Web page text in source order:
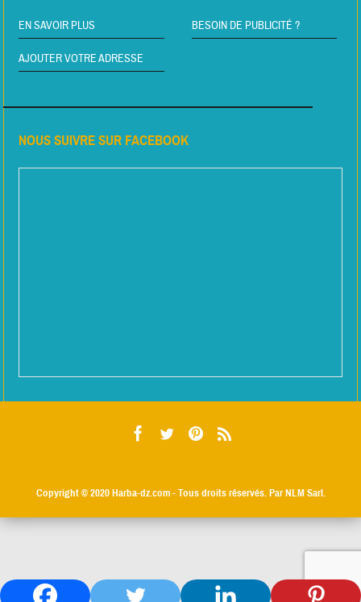
EN SAVOIR PLUS BESOIN DE PUBLICITÉ ?
AJOUTER VOTRE ADRESSE
NOUS SUIVRE SUR FACEBOOK
Copyright © 2020Harba-dz.com- Tous droits réservés. Par NLM Sarl.